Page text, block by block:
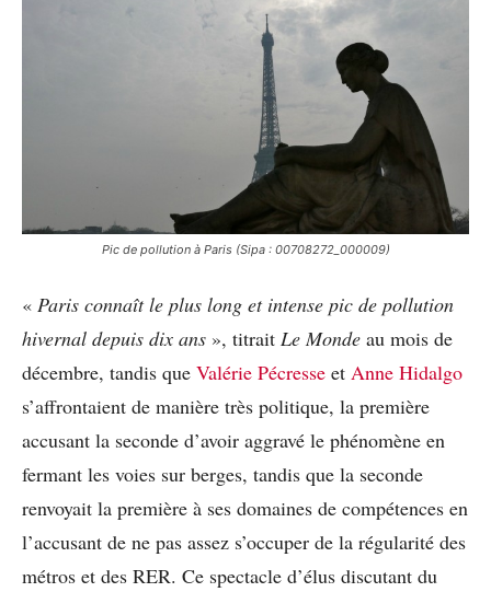
Pic de pollution à Paris (Sipa : 00708272_000009)
« Paris connaît le plus long et intense pic de pollution
hivernal depuis dix ans », titrait Le Monde au mois de
décembre, tandis que Valérie Pécresse et Anne Hidalgo
s’affrontaient de manière très politique, la première
accusant la seconde d’avoir aggravé le phénomène en
fermant les voies sur berges, tandis que la seconde
renvoyait la première à ses domaines de compétences en
l’accusant de ne pas assez s’occuper de la régularité des
métros et des RER. Ce spectacle d’élus discutant du